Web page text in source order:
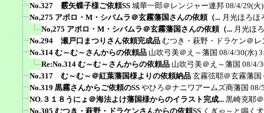
No.327 霰矢蝶子様ご依頼SS 城華一郎＠レンジャー連邦 08/4/29(火
No,275 アポロ・M・シバムラ＠玄霧藩国さんの依頼（... 月光ほろほ
No,275 アポロ・M・シバムラ＠玄霧藩国さんの依頼（... 月光ほ
No.294 瀬戸口まつりさん依頼完成品 むつき・萩野・ドラケン＠レ
No.314 む～む～さんからの依頼品 山吹弓美＠え～藩国 08/4/30(水)
Re:No.314 む～む～さんからの依頼品 山吹弓美＠え～藩国 08/4/
No.317 む～む～＠紅葉藩国様よりの依頼納品 玄霧弦耶＠玄霧藩国
No.319 黒霧さんからご依頼のSS やひろ＠ナニワアームズ商藩国 08/
NO.３１８うにょ＠海法よけ藩国様からのイラスト完成... 黒崎克耶
No.305 むつき・萩野・ドラケンさんからの依頼SS くぎゃ～と鳴く